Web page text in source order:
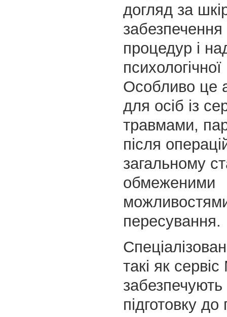
догляд за
забезпечення
процедур і
Особливо це
для осіб із
травмами,
після
загальному
обмеженими
пересування.
такі як
підготовку